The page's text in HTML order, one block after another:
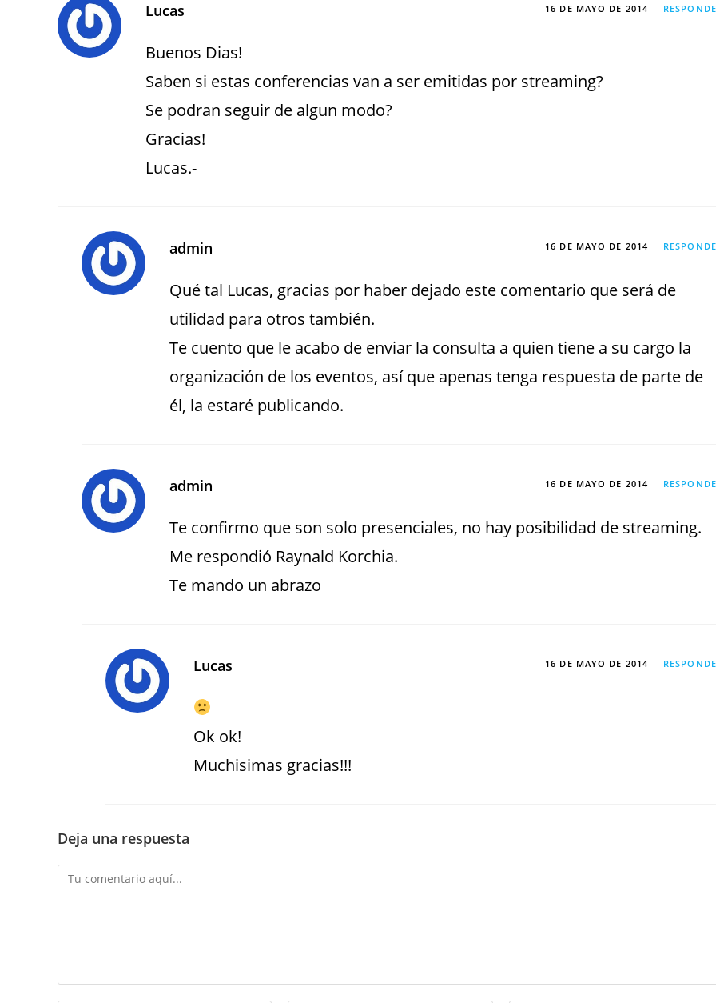
Lucas 16 DE MAYO DE 2014
Buenos Dias!
Saben si estas conferencias van a ser emitidas por streaming?
Se podran seguir de algun modo?
Gracias!
Lucas.-
admin 16 DE MAYO DE 2014
Qué tal Lucas, gracias por haber dejado este comentario que será de
utilidad para otros también.
Te cuento que le acabo de enviar la consulta a quien tiene a su cargo la
organización de los eventos, así que apenas tenga respuesta de parte de
él, la estaré publicando.
admin 16 DE MAYO DE 2014
Te confirmo que son solo presenciales, no hay posibilidad de streaming.
Me respondió Raynald Korchia.
Te mando un abrazo
Lucas 16 DE MAYO DE 2014
Ok ok!
Muchisimas gracias!!!
Deja una respuesta